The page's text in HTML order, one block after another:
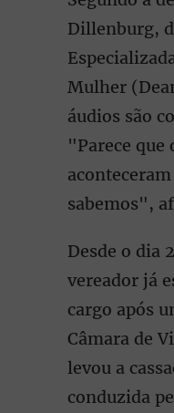
Dillenburg,
Mulher
áudios são
"Parece que
sabemos",
Desde o dia
vereador já
cargo após
Câmara de
levou a
conduzida